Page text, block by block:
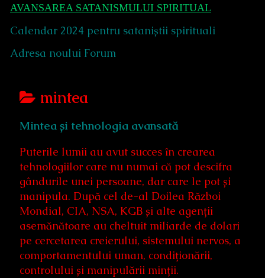
AVANSAREA SATANISMULUI SPIRITUAL
Calendar 2024 pentru sataniștii spirituali
Adresa noului Forum
Posts
categoriezed
mintea
Mintea și tehnologia avansată
Puterile lumii au avut succes în crearea
tehnologiilor care nu numai că pot descifra
gândurile unei persoane, dar care le pot și
manipula. După cel de-al Doilea Război
Mondial, CIA, NSA, KGB și alte agenții
asemănătoare au cheltuit miliarde de dolari
pe cercetarea creierului, sistemului nervos, a
comportamentului uman, condiționării,
controlului și manipulării minții.